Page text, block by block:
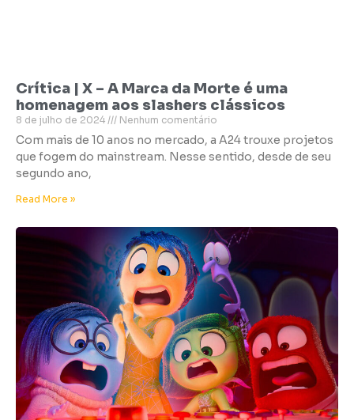
Crítica | X – A Marca da Morte é uma
homenagem aos slashers clássicos
8 de julho de 2024 Nenhum comentário
Com mais de 10 anos no mercado, a A24 trouxe projetos
que fogem do mainstream. Nesse sentido, desde de seu
segundo ano,
Read More »